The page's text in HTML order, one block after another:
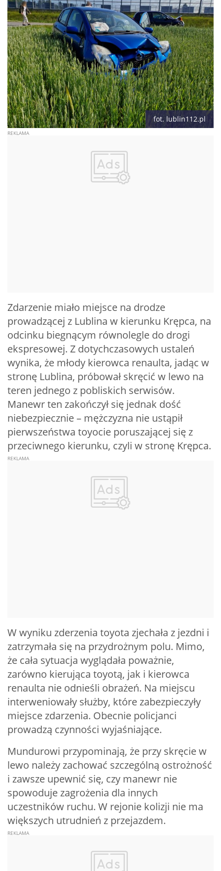
fot. lublin112.pl
Zdarzenie miało miejsce na drodze
prowadzącej z Lublina w kierunku Krępca, na
odcinku biegnącym równolegle do drogi
ekspresowej. Z dotychczasowych ustaleń
wynika, że młody kierowca renaulta, jadąc w
stronę Lublina, próbował skręcić w lewo na
teren jednego z pobliskich serwisów.
Manewr ten zakończył się jednak dość
niebezpiecznie – mężczyzna nie ustąpił
pierwszeństwa toyocie poruszającej się z
przeciwnego kierunku, czyli w stronę Krępca.
W wyniku zderzenia toyota zjechała z jezdni i
zatrzymała się na przydrożnym polu. Mimo,
że cała sytuacja wyglądała poważnie,
zarówno kierująca toyotą, jak i kierowca
renaulta nie odnieśli obrażeń. Na miejscu
interweniowały służby, które zabezpieczyły
miejsce zdarzenia. Obecnie policjanci
prowadzą czynności wyjaśniające.
Mundurowi przypominają, że przy skręcie w
lewo należy zachować szczególną ostrożność
i zawsze upewnić się, czy manewr nie
spowoduje zagrożenia dla innych
uczestników ruchu. W rejonie kolizji nie ma
większych utrudnień z przejazdem.